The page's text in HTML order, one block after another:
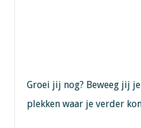
Groei jij nog? Beweeg jij
plekken waar je verder